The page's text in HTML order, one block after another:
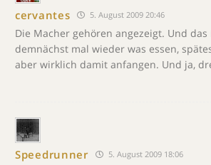
cervantes 5. August 2009 20:46
Die Macher gehören angezeigt. Und
demnächst mal wieder was essen,
aber wirklich damit anfangen. Und ja,
Speedrunner 5. August 2009 18:06